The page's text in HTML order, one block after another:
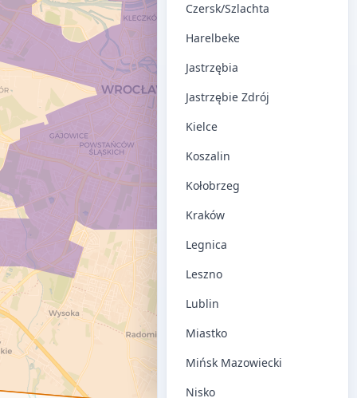
Czersk/Szlachta
Harelbeke
Jastrzębia
Jastrzębie Zdrój
Kielce
Koszalin
Kołobrzeg
Kraków
Legnica
Leszno
Lublin
Miastko
Mińsk Mazowiecki
Nisko